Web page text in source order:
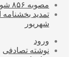
مصوبه ۸۵۶ شورای رقابت؛ این جاده یک‌طرفه است
شهریور
ورود
نوشته تصادفی